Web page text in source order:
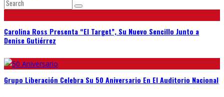
Carolina Ross Presenta “El Target”, Su Nuevo Sencillo Junto a
Denise Gutiérrez
Grupo Liberación Celebra Su 50 Aniversario En El Auditorio Nacional